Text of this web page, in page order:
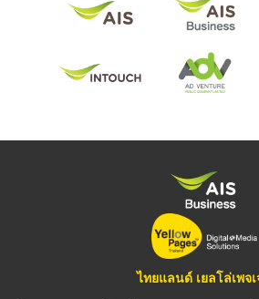
ไทยแลนด์ เยลโล่เพจ